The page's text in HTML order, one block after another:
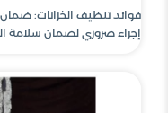
فوائد تنظيف الخزانات:
إجراء ضروري لضمان سلامة